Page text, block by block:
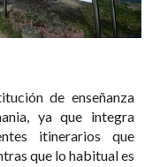
de enseñanza
ya que integra
itinerarios que
que lo habitual es